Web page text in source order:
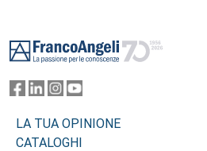
LA TUA OPINIONE
CATALOGHI